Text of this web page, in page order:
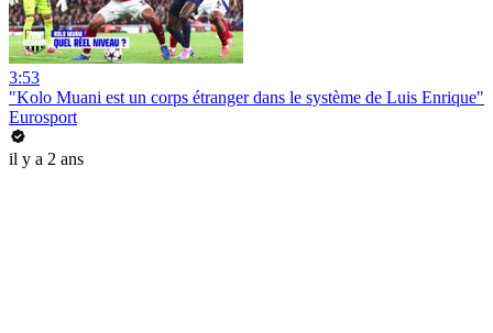
3:53
"Kolo Muani est un corps étranger dans le système de Luis Enrique"
Eurosport
il y a 2 ans